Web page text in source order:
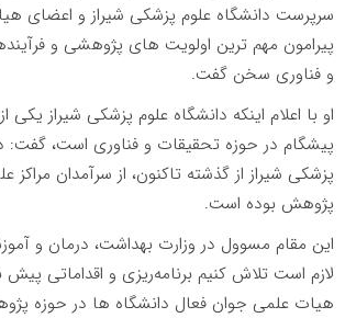
سرپرست دانشگاه علوم پزشکی شیراز و اعضای
پیرامون مهم ترین اولویت های پژوهشی و
و فناوری سخن گفت.
او با اعلام اینکه دانشگاه علوم پزشکی شیراز یکی
پیشگام در حوزه تحقیقات و فناوری است، گفت:
پزشکی شیراز از گذشته تاکنون، از سرآمدان
پژوهش بوده است.
این مقام مسوول در وزارت بهداشت، درمان و
لازم است تلاش کنیم برنامه‌ریزی و اقداماتی
هیات علمی جوان فعال دانشگاه ها در حوزه